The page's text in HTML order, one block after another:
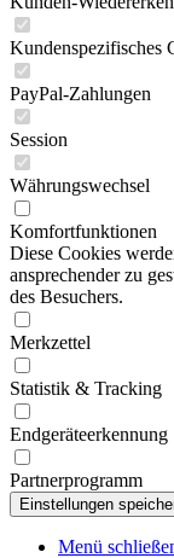
Kundenspezifisches
PayPal-Zahlungen
Session
Währungswechsel
Komfortfunktionen
Diese Cookies
ansprechender zu
des Besuchers.
Merkzettel
Statistik & Tracking
Endgeräteerkennung
Partnerprogramm
Menü